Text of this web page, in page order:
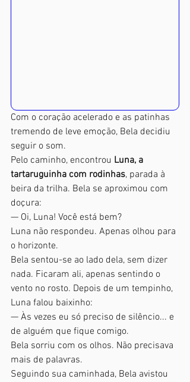
Com o coração acelerado e as patinhas
tremendo de leve emoção, Bela decidiu
seguir o som.
Pelo caminho, encontrou Luna, a
tartaruguinha com rodinhas, parada à
beira da trilha. Bela se aproximou com
doçura:
— Oi, Luna! Você está bem?
Luna não respondeu. Apenas olhou para
o horizonte.
Bela sentou-se ao lado dela, sem dizer
nada. Ficaram ali, apenas sentindo o
vento no rosto. Depois de um tempinho,
Luna falou baixinho:
— Às vezes eu só preciso de silêncio... e
de alguém que fique comigo.
Bela sorriu com os olhos. Não precisava
mais de palavras.
Seguindo sua caminhada, Bela avistou